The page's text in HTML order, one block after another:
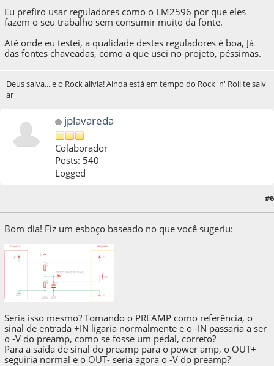
Eu prefiro usar reguladores como o LM2596 por que eles
fazem o seu trabalho sem consumir muito da fonte.
Até onde eu testei, a qualidade destes reguladores é boa, Jà
das fontes chaveadas, como a que usei no projeto, péssimas.
Deus salva... e o Rock alivia! Ainda está em tempo do Rock 'n' Roll te salv
ar
jplavareda
Colaborador
Posts: 540
Logged
#6
Bom dia! Fiz um esboço baseado no que você sugeriu:
Seria isso mesmo? Tomando o PREAMP como referência, o
sinal de entrada +IN ligaria normalmente e o -IN passaria a ser
o -V do preamp, como se fosse um pedal, correto?
Para a saída de sinal do preamp para o power amp, o OUT+
seguiria normal e o OUT- seria agora o -V do preamp?